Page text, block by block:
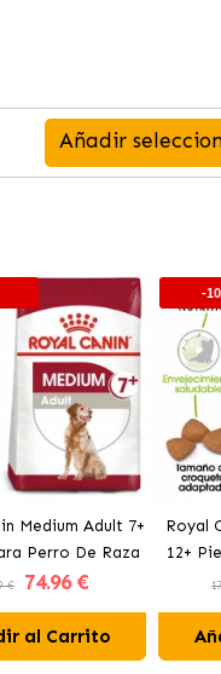
Añadir
Medium Adult 7+
Perro De Raza
Senior
€ 74.96 €
al Carrito
-
Royal
12+